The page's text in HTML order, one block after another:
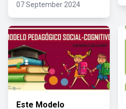
07 September 2024
Este Modelo